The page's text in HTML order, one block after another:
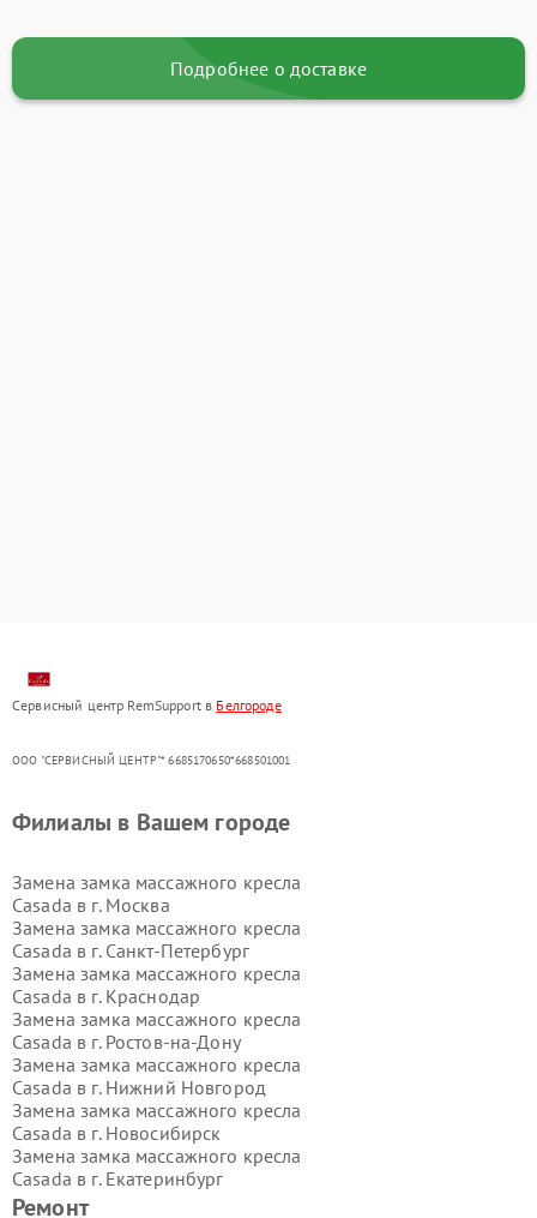
Подробнее о доставке
Сервисный центр RemSupport в Белгороде
ООО "СЕРВИСНЫЙ ЦЕНТР"* 6685170650*668501001
Ремонт
Филиалы в Вашем городе
Замена замка массажного кресла
Casada в г. Москва
Замена замка массажного кресла
Casada в г. Санкт-Петербург
Замена замка массажного кресла
Casada в г. Краснодар
Замена замка массажного кресла
Casada в г. Ростов-на-Дону
Замена замка массажного кресла
Casada в г. Нижний Новгород
Замена замка массажного кресла
Casada в г. Новосибирск
Замена замка массажного кресла
Casada в г. Екатеринбург
Замена замка массажного кресла